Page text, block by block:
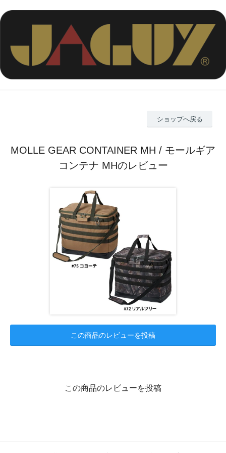
ショップへ戻る
MOLLE GEAR CONTAINER MH / モールギア
コンテナ MHのレビュー
この商品のレビューを投稿
この商品のレビューを投稿